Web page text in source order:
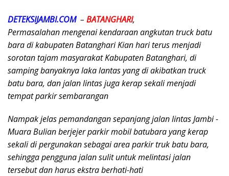
DETEKSIJAMBI.COM– BATANGHARI,
Permasalahanmengenai kendaraan angkutan truck batu
bara di kabupaten Batanghari Kian hari terus menjadi
sorotan tajam masyarakat Kabupaten Batanghari, di
samping banyaknya laka lantas yang di akibatkan truck
batu bara, dan jalan lintas juga kerap sekali menjadi
tempat parkir sembarangan
Nampak jelas pemandangan sepanjang jalan lintas Jambi -
Muara Bulian berjejer parkir mobil batubara yang kerap
sekali di pergunakan sebagai area parkir truk batu bara,
sehingga pengguna jalan sulit untuk melintasi jalan
tersebut dan harus ekstra berhati-hati